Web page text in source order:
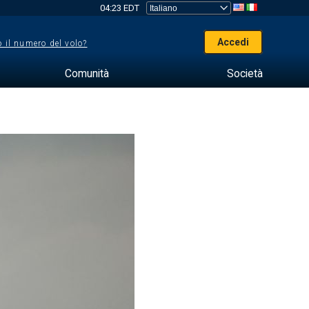
04:23 EDT
il numero del volo? Accedi
Comunità Società